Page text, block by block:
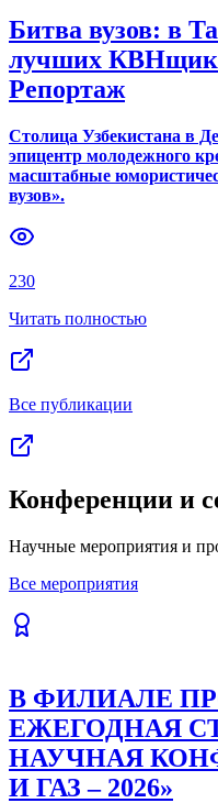
Битва вузов: в
лучших
Репортаж
Столица Узбекистана в
эпицентр молодежного
масштабные
вузов».
230
Читать полностью
Все публикации
Конференции и
Научные мероприятия и
Все мероприятия
В ФИЛИАЛЕ
ЕЖЕГОДНАЯ
НАУЧНАЯ
И ГАЗ – 2026»